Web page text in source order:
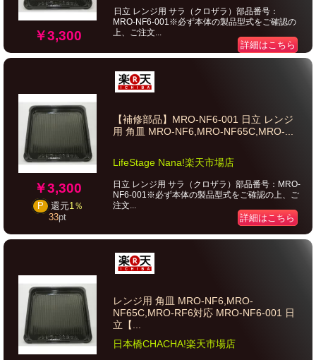
￥3,300
日立 レンジ用 サラ（クロザラ）部品番号：
MRO-NF6-001※必ず本体の製品型式をご確認の
上、ご注文...
詳細はこちら
￥3,300
P 還元1％
33pt
【補修部品】MRO-NF6-001 日立 レンジ
用 角皿 MRO-NF6,MRO-NF65C,MRO-...
LifeStage Nana!楽天市場店
日立 レンジ用 サラ（クロザラ）部品番号：MRO-
NF6-001※必ず本体の製品型式をご確認の上、ご
注文...
詳細はこちら
レンジ用 角皿 MRO-NF6,MRO-
NF65C,MRO-RF6対応 MRO-NF6-001 日
立【...
日本橋CHACHA!楽天市場店